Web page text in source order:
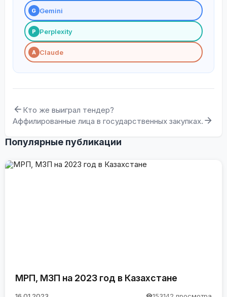
G Gemini
P Perplexity
A Claude
Кто же выиграл тендер?
Аффилированные лица в государственных закупках.
Популярные публикации
МРП, МЗП на 2023 год в Казахстане